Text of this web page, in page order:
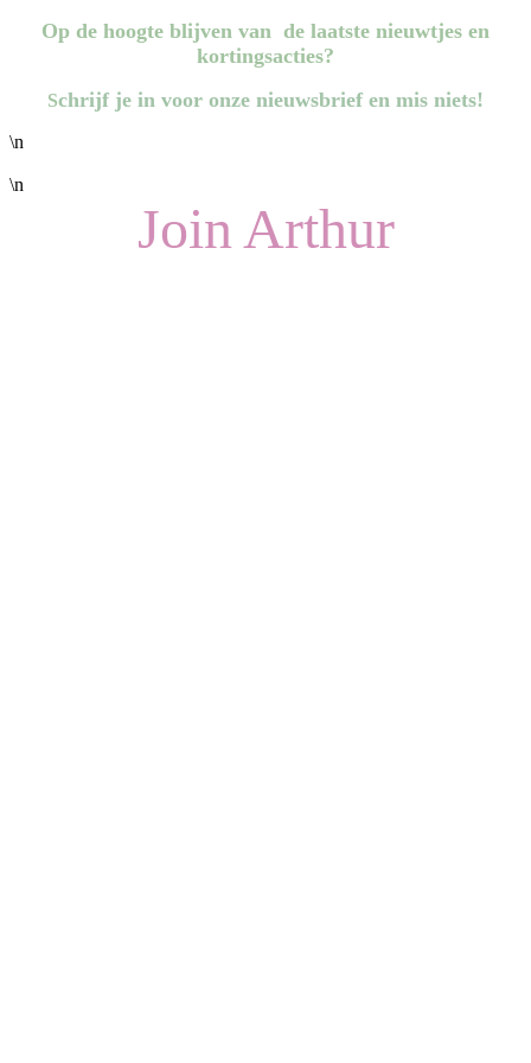
Op de hoogte blijven van de laatste nieuwtjes en
kortingsacties?
Schrijf je in voor onze nieuwsbrief en mis niets!
\n
\n
Join Arthur